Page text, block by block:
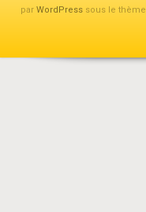
par WordPresssous le thème